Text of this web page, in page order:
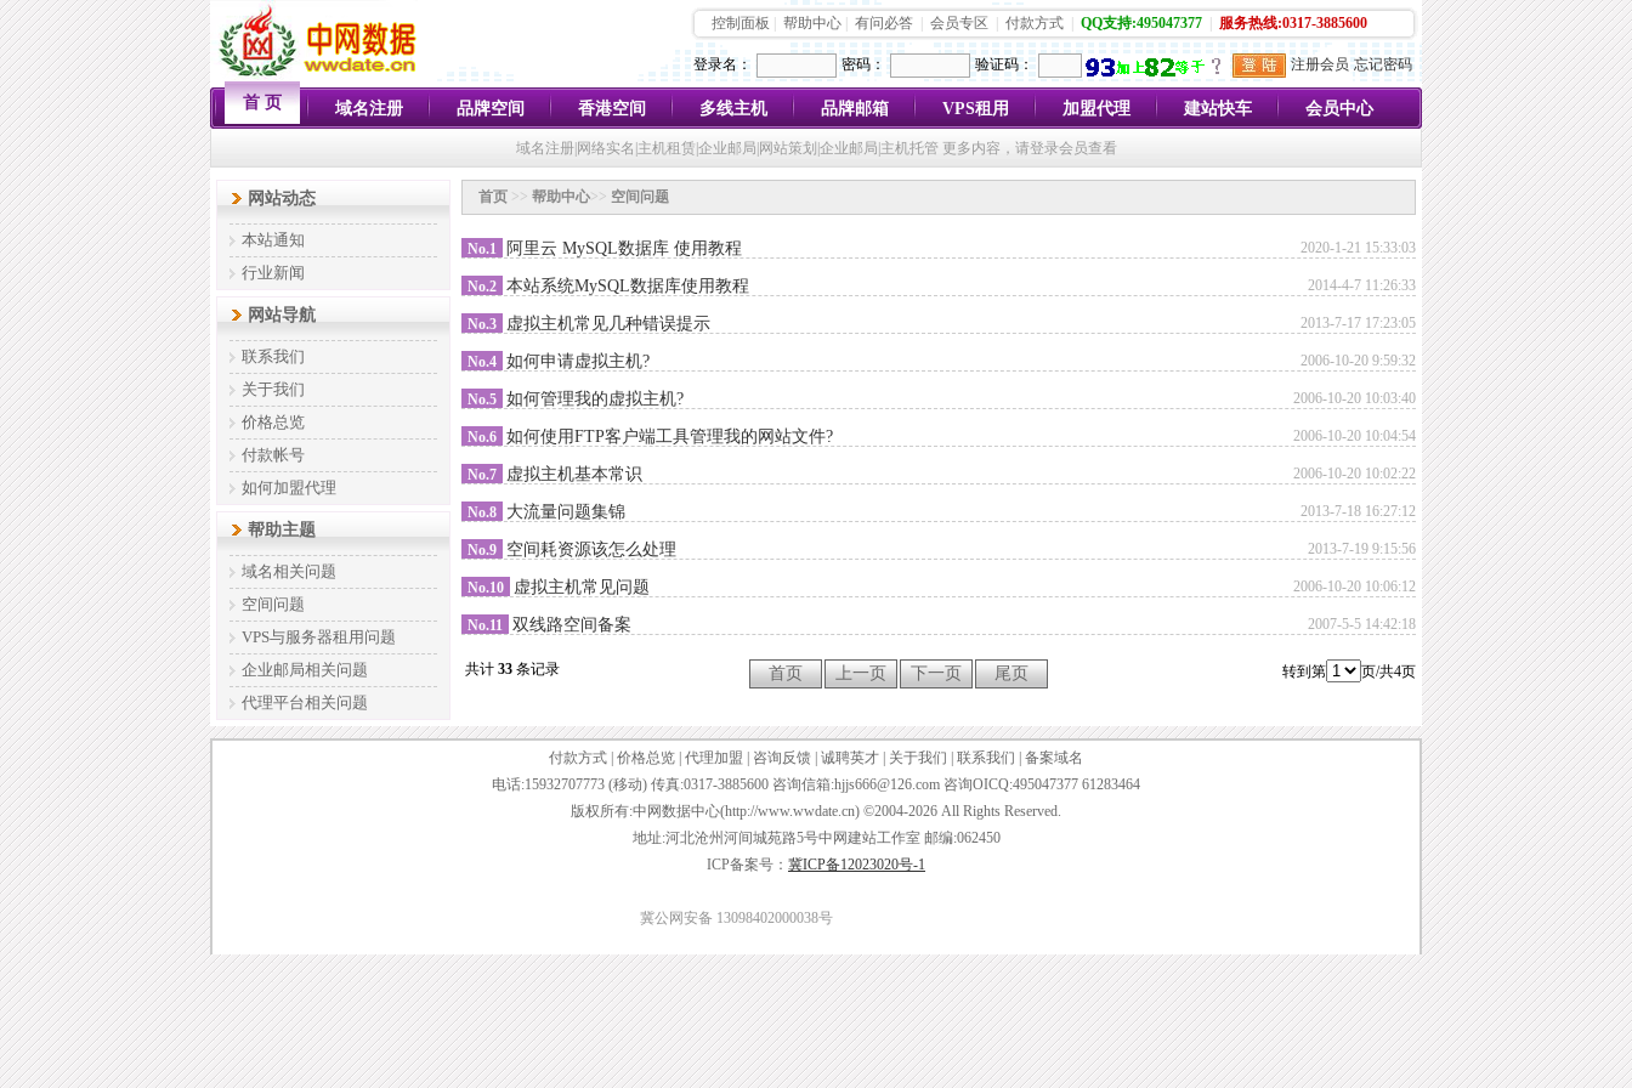
控制面板 帮助中心 有问必答 会员专区 付款方式 QQ支持:495047377 服务热线:0317-3885600
登录名： 密码： 验证码： 注册会员 忘记密码
首 页 域名注册 品牌空间 香港空间 多线主机 品牌邮箱 VPS租用 加盟代理 建站快车 会员中心
域名注册|网络实名|主机租赁|企业邮局|网站策划|企业邮局|主机托管 更多内容，请登录会员查看
网站动态
本站通知
行业新闻
网站导航
联系我们
关于我们
价格总览
付款帐号
如何加盟代理
帮助主题
域名相关问题
空间问题
VPS与服务器租用问题
企业邮局相关问题
代理平台相关问题
首页 >> 帮助中心>> 空间问题
2020-1-21 15:33:03
No.1 阿里云 MySQL数据库 使用教程
2014-4-7 11:26:33
No.2 本站系统MySQL数据库使用教程
2013-7-17 17:23:05
No.3 虚拟主机常见几种错误提示
2006-10-20 9:59:32
No.4 如何申请虚拟主机?
2006-10-20 10:03:40
No.5 如何管理我的虚拟主机?
2006-10-20 10:04:54
No.6 如何使用FTP客户端工具管理我的网站文件?
2006-10-20 10:02:22
No.7 虚拟主机基本常识
2013-7-18 16:27:12
No.8 大流量问题集锦
2013-7-19 9:15:56
No.9 空间耗资源该怎么处理
2006-10-20 10:06:12
No.10 虚拟主机常见问题
2007-5-5 14:42:18
No.11 双线路空间备案
共计 33 条记录 转到第 页/共4页
付款方式 价格总览 代理加盟 咨询反馈 诚聘英才 关于我们 联系我们
备案域名
电话:15932707773 (移动) 传真:0317-3885600 咨询信箱:hjjs666@126.com 咨询OICQ:495047377 61283464
版权所有:中网数据中心(http://www.wwdate.cn) ©2004-2026 All Rights Reserved.
地址:河北沧州河间城苑路5号中网建站工作室 邮编:062450
ICP备案号： 冀ICP备12023020号-1
冀公网安备 13098402000038号